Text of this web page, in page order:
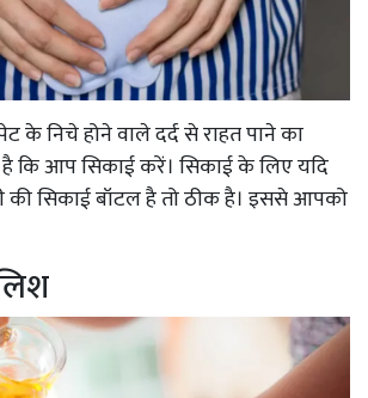
के निचे होने वाले दर्द से राहत पाने का
कि आप सिकाई करें। सिकाई के लिए यदि
की सिकाई बॉटल है तो ठीक है। इससे आपको